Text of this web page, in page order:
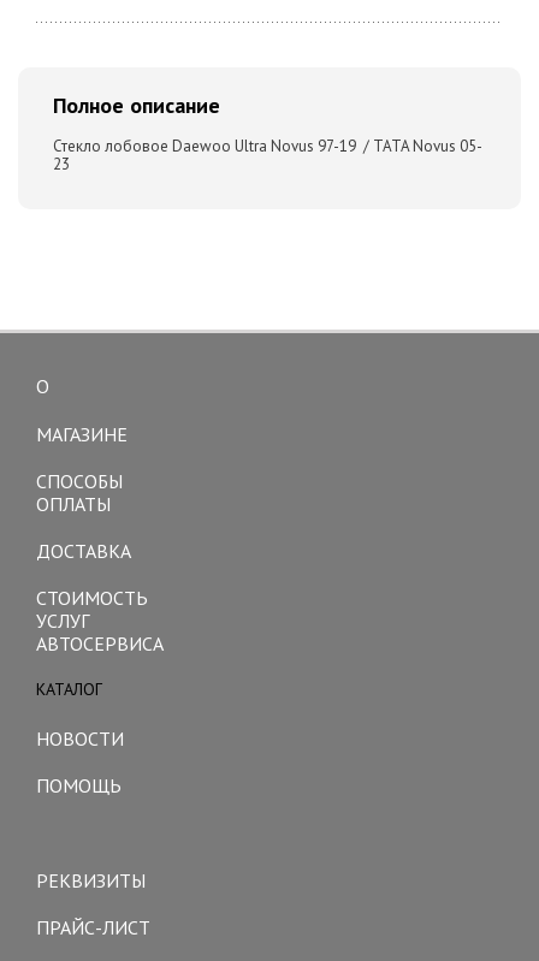
Полное описание
Стекло лобовое Daewoo Ultra Novus 97-19 / TATA Novus 05-
23
О
МАГАЗИНЕ
СПОСОБЫ
ОПЛАТЫ
ДОСТАВКА
СТОИМОСТЬ
УСЛУГ
АВТОСЕРВИСА
КАТАЛОГ
НОВОСТИ
ПОМОЩЬ
РЕКВИЗИТЫ
ПРАЙС-ЛИСТ